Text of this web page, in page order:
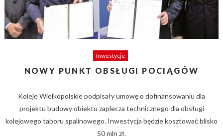
Inwestycje
NOWY PUNKT OBSŁUGI POCIĄGÓW
Koleje Wielkopolskie podpisały umowę o dofinansowaniu dla
projektu budowy obiektu zaplecza technicznego dla obsługi
kolejowego taboru spalinowego. Inwestycja będzie kosztować blisko
50 mln zł.